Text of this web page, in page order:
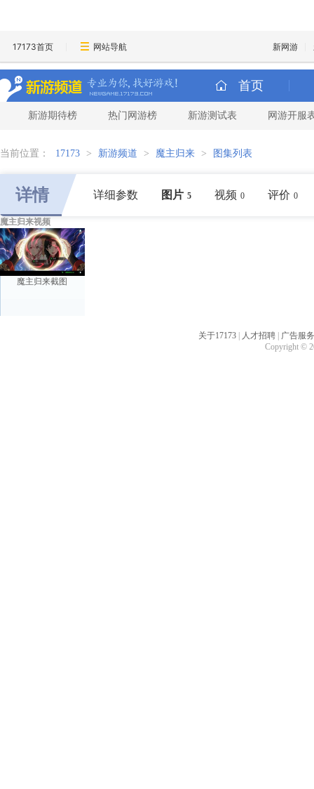
17173首页 网站导航 新网游
首页
新游期待榜 热门网游榜 新游测试表 网游开服
当前位置： 17173 > 新游频道 > 魔主归来 > 图集列表
详情 详细参数 图片 5 视频 0 评价 0
魔主归来视频
魔主归来截图
关于17173 人才招聘
广告服务
Copyright ©